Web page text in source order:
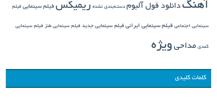
آهنگدانلود فول آلبوم دسته‌بندی نشده ریمیکس فیلم سینمایی فیلم
سینمایی اجتماعی فیلم سینمایی ایرانی فیلم سینمایی جدید فیلم سینمایی طنز فیلم سینمایی
کمدی مداحی ویژه
کلمات کلیدی